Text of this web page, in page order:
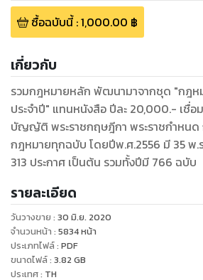
ซื้อฉบับนี้:1,000.00 ฿
เกี่ยวกับ
รวมกฎหมายหลัก พัฒนามาจากชุด "กฎห
ประจำปี" แทนหนังสือ ปีละ 20,000.- เชื่อ
บัญญัติ พระราชกฤษฎีกา พระราชกำหนด
กฎหมายทุกฉบับ โดยปีพ.ศ.2556 มี 35 พ.ร
313 ประกาศ เป็นต้น รวมทั้งปีมี 766 ฉบับ
รายละเอียด
วันวางขาย : 30 มิ.ย. 2020
จำนวนหน้า : 5834หน้า
ประเภทไฟล์: PDF
ขนาดไฟล์: 3.82 GB
ประเทศ: TH